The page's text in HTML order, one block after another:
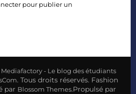
pour publier un
Mediafactory - Le blog des étudiants
. Tous droits réservés. Fashion
par Blossom Themes.Propulsé par